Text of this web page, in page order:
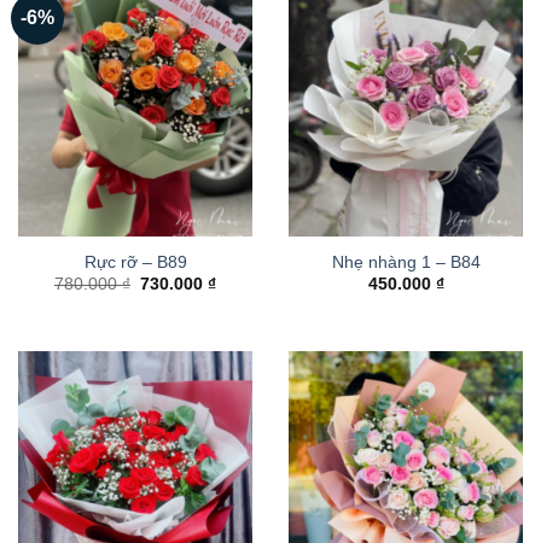
-6%
Rực rỡ – B89
780.000₫ Giá
730.000₫Giá
Nhẹ nhàng 1 – B84
450.000 ₫